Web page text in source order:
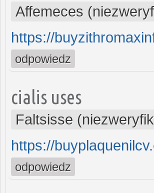
Affemeces
https://
odpowiedz
cialis uses
Faltsisse
https://
odpowiedz